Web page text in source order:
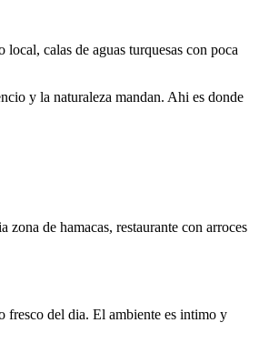
calas de aguas turquesas con poca
y la naturaleza mandan. Ahi es donde
de hamacas, restaurante con arroces
fresco del dia. El ambiente es intimo y